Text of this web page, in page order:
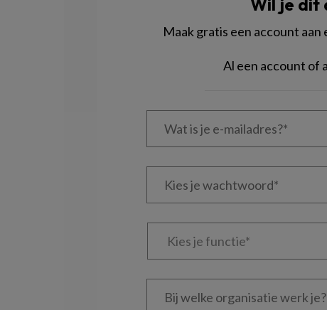
Wil je dit
Maak gratis een account aan
Al een account of
Wat
Kies
Kies
Bij
welke